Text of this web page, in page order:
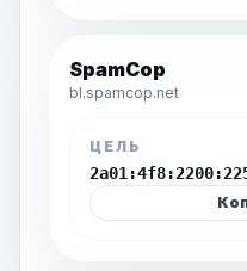
SpamCop
bl.spamcop.net
ЦЕЛЬ